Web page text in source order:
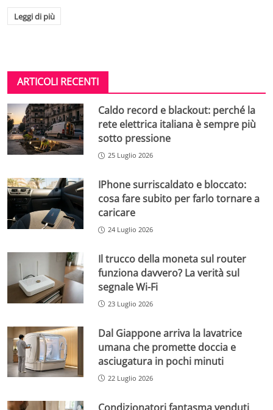
Leggi di più
ARTICOLI RECENTI
Caldo record e blackout: perché la
rete elettrica italiana è sempre più
sotto pressione
25 Luglio 2026
IPhone surriscaldato e bloccato:
cosa fare subito per farlo tornare a
caricare
24 Luglio 2026
Il trucco della moneta sul router
funziona davvero? La verità sul
segnale Wi-Fi
23 Luglio 2026
Dal Giappone arriva la lavatrice
umana che promette doccia e
asciugatura in pochi minuti
22 Luglio 2026